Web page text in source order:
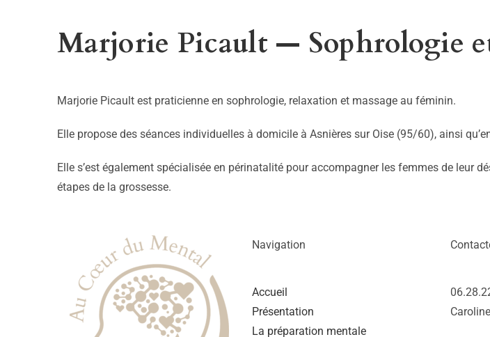
Marjorie Picault — Sophrologie
Marjorie Picault est praticienne en sophrologie, relaxation et massage au féminin.
Elle propose des séances individuelles à domicile à Asnières sur Oise (95/60), ainsi
Elle s’est également spécialisée en périnatalité pour accompagner les femmes de leur
étapes de la grossesse.
Navigation
Accueil
Présentation
La préparation mentale